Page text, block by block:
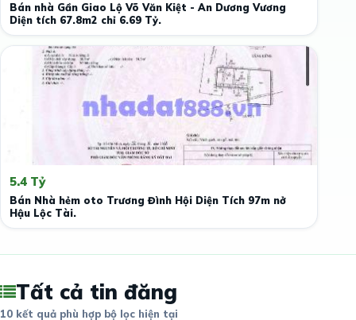
Bán nhà Gần Giao Lộ Võ Văn Kiệt - An Dương Vương
Diện tích 67.8m2 chỉ 6.69 Tỷ.
5.4 Tỷ
Bán Nhà hẻm oto Trương Đình Hội Diện Tích 97m nở
Hậu Lộc Tài.
Tất cả tin đăng
10 kết quả phù hợp bộ lọc hiện tại